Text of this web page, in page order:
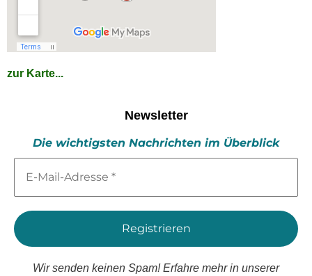
zur Karte...
Newsletter
Die wichtigsten Nachrichten im Überblick
Mail-
*
Wir senden keinen Spam! Erfahre mehr in unserer